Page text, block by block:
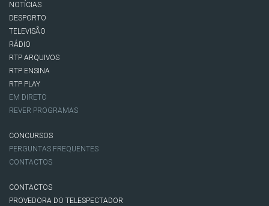
NOTÍCIAS
DESPORTO
TELEVISÃO
RÁDIO
RTP ARQUIVOS
RTP ENSINA
RTP PLAY
EM DIRETO
REVER PROGRAMAS
CONCURSOS
PERGUNTAS FREQUENTES
CONTACTOS
CONTACTOS
PROVEDORA DO TELESPECTADOR